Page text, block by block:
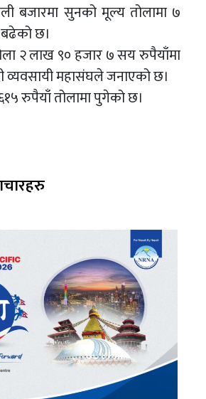
बजारमा सुनको मूल्य तोलामा ७
छ।
२ लाख ९० हजार ७ सय रुपैयाँमा
महासंघले जनाएको छ।
रुपैयाँ तोलामा पुगेको छ।